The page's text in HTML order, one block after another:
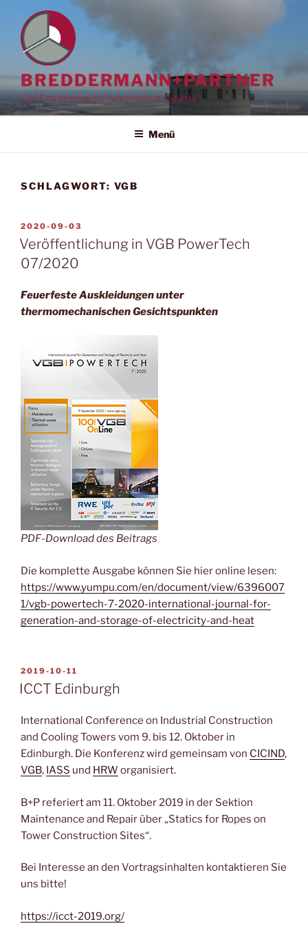
Inhalt
springen
BREDDERMANN+PARTNER
Civil Engineering by Independent Experts
Menü
SCHLAGWORT: VGB
VERÖFFENTLICHT
AM
2020-09-03
Veröffentlichung in VGB PowerTech
07/2020
Feuerfeste Auskleidungen unter
thermomechanischen Gesichtspunkten
PDF-Download des Beitrags
Die komplette Ausgabe können Sie hier online lesen:
https://www.yumpu.com/en/document/view/6396007
1/vgb-powertech-7-2020-international-journal-for-
generation-and-storage-of-electricity-and-heat
VERÖFFENTLICHT
AM
2019-10-11
ICCT Edinburgh
International Conference on Industrial Construction
and Cooling Towers vom 9. bis 12. Oktober in
Edinburgh. Die Konferenz wird gemeinsam von CICIND,
VGB, IASS und HRW organisiert.
B+P referiert am 11. Oktober 2019 in der Sektion
Maintenance and Repair über „Statics for Ropes on
Tower Construction Sites“.
Bei Interesse an den Vortragsinhalten kontaktieren Sie
uns bitte!
https://icct-2019.org/